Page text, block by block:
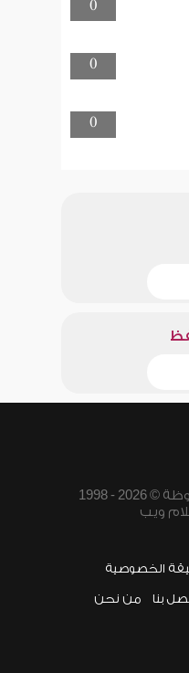
0
0
0
جميع الحقوق محفوظة © 2026 - 1998
ويب
الخصوصية
بنا من نحن